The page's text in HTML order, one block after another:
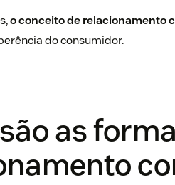
o conceito de relacionamento
do consumidor.
as